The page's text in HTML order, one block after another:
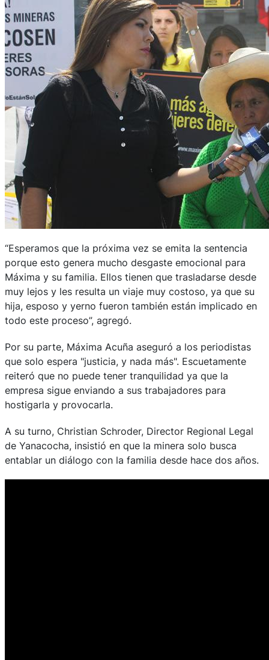
“Esperamos que la próxima vez se emita la sentencia
porque esto genera mucho desgaste emocional para
Máxima y su familia. Ellos tienen que trasladarse desde
muy lejos y les resulta un viaje muy costoso, ya que su
hija, esposo y yerno fueron también están implicado en
todo este proceso”, agregó.
Por su parte, Máxima Acuña aseguró a los periodistas
que solo espera "justicia, y nada más". Escuetamente
reiteró que no puede tener tranquilidad ya que la
empresa sigue enviando a sus trabajadores para
hostigarla y provocarla.
A su turno, Christian Schroder, Director Regional Legal
de Yanacocha, insistió en que la minera solo busca
entablar un diálogo con la familia desde hace dos años.